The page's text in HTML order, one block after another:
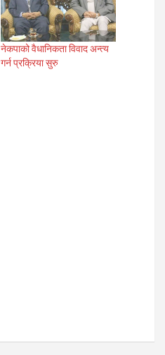
नेकपाको वैधानिकता विवाद अन्त्य
गर्न प्रक्रिया सुरु